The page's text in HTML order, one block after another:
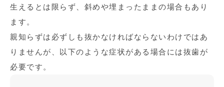
生えるとは限らず、斜めや埋まったままの場合もあり
ます。
親知らずは必ずしも抜かなければならないわけではあ
りませんが、以下のような症状がある場合には抜歯が
必要です。